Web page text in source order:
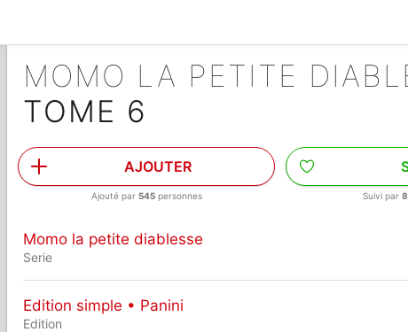
MOMO LA PETITE
TOME 6
AJOUTER
Ajouté par 545personnes Suivi par
Momo la petite diablesse
Serie
Edition simple • Panini
Edition